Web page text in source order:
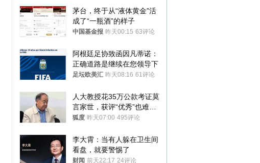
茅台，终于从“液体黄金”活
成了“一瓶酒”的样子
中国基金报 昨天00:15 63评论
阿根廷足协致函因凡蒂诺：
正确道路是继续在您领导下
足坛欧美汇 昨天08:16 61评论
人大教授花35万公款考证莫
言家世，获评“优秀”也难服
众
狐度 昨天07:00 495评论
李大霄：当有人躲在卫生间
看盘，就要警惕了
财闻 前天22:17 24评论